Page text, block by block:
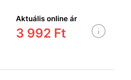
Aktuális online ár
3 992 Ft